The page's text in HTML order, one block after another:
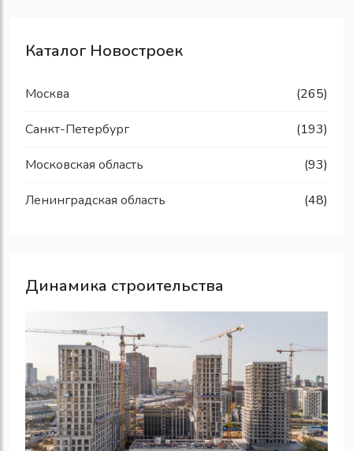
Каталог Новостроек
Москва (265)
Санкт-Петербург (193)
Московская область (93)
Ленинградская область (48)
Динамика строительства